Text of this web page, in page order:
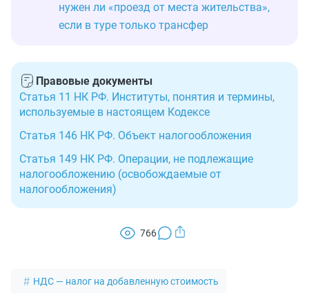
нужен ли «проезд от места жительства»,
если в туре только трансфер
Правовые документы
Статья 11 НК РФ. Институты, понятия и термины,
используемые в настоящем Кодексе
Статья 146 НК РФ. Объект налогообложения
Статья 149 НК РФ. Операции, не подлежащие
налогообложению (освобождаемые от
налогообложения)
766
НДС — налог на добавленную стоимость